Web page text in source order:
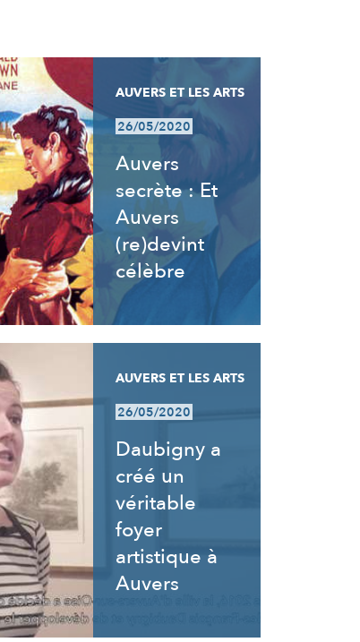
AUVERS ET LES ARTS
26/05/2020
Auvers
secrète : Et
Auvers
(re)devint
célèbre
AUVERS ET LES ARTS
26/05/2020
Daubigny a
créé un
véritable
foyer
artistique à
Auvers